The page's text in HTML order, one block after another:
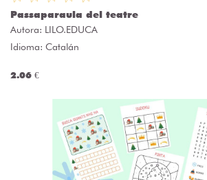
Passaparaula del teatre
Autora: LILO.EDUCA
Idioma: Catalán
2.06 €